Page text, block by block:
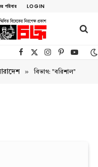
পরিবার LOGIN
Facebook
X (Twitter)Instagram
Pinterest
» বিভাগ: "বরিশাল"